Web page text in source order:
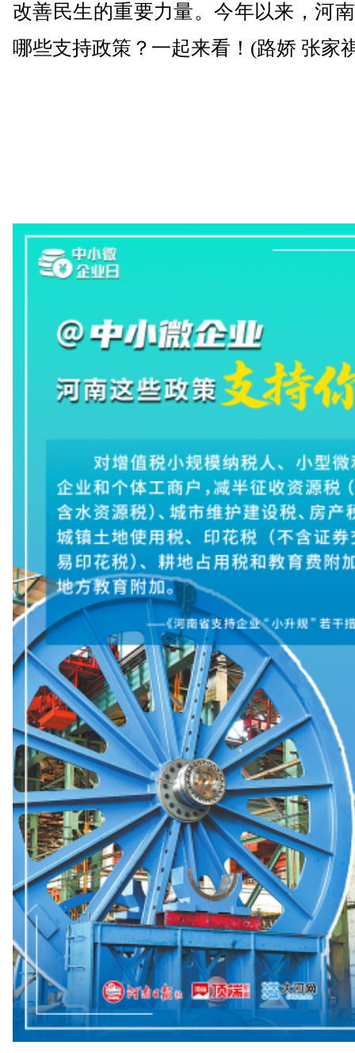
改善民生的重要力量。今年以来，河
哪些支持政策？一起来看！(路娇 张家